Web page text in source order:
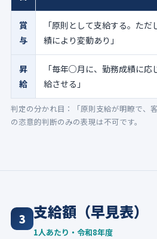
賞
与
「原則として支給する。ただ
績により変動あり」
昇
給
「毎年○月に、勤務成績に応
給させる」
判定の分かれ目：「原則支給が明瞭で、
の恣意的判断のみの表現は不可です。
3 支給額（早見表）
1人あたり・令和8年度